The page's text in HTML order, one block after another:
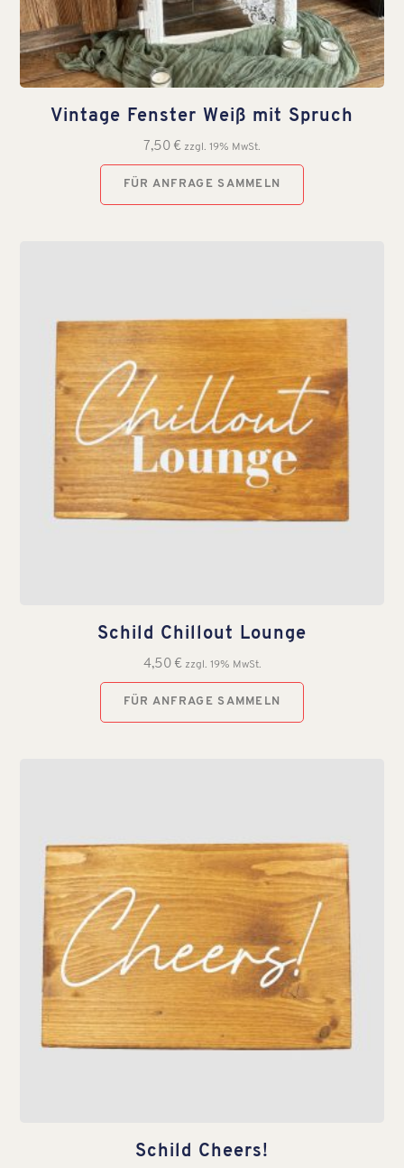
Vintage Fenster Weiß mit Spruch
7,50 € zzgl. 19% MwSt.
FÜR ANFRAGE SAMMELN
Schild Chillout Lounge
4,50 € zzgl. 19% MwSt.
FÜR ANFRAGE SAMMELN
Schild Cheers!